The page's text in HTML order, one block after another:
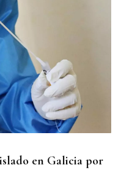
en Galicia por